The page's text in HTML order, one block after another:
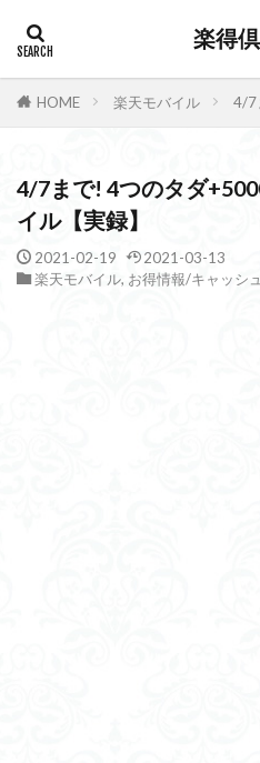
楽得
HOME 楽天モバイル 4/7
4/7まで! 4つのタダ
イル【実録】
2021-02-19
2021-03-13
楽天モバイル, お得情報/キャッシ